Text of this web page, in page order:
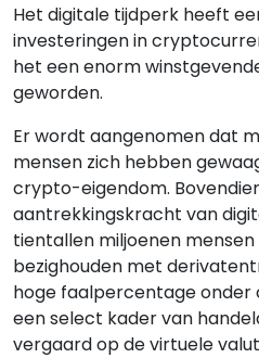
Het digitale tijdperk heeft
investeringen in
het een enorm
geworden.
Er wordt aangenomen dat
mensen zich hebben
crypto-eigendom.
aantrekkingskracht van
tientallen miljoenen mensen
bezighouden met
hoge faalpercentage
een select kader van
vergaard op de virtuele